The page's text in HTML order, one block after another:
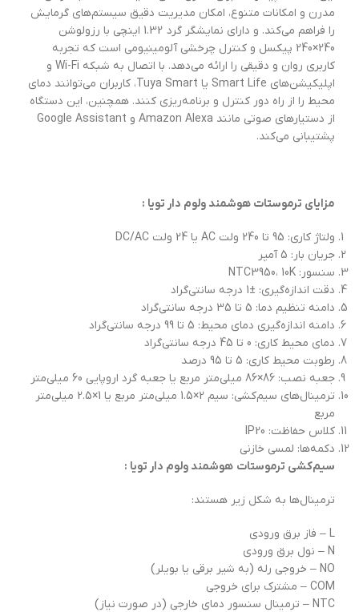
مدرن و امکانات متنوع، امکان مدیریت دقیق سیستم‌های گرمایش
را فراهم می‌کند. و دارای نمایشگر گرد 1.32 اینچی با رزولوشن
240×240 پیکسل و کنترل چرخشی آلومینیومی است که تجربه
کاربری روان و دقیقی را ارائه می‌دهد. با اتصال به شبکه Wi-Fi و
اپلیکیشن‌های Smart Life یا Tuya Smart، کاربران می‌توانند دمای
محیط را از راه دور کنترل و برنامه‌ریزی کنند. همچنین، این دستگاه
از دستیارهای صوتی مانند Amazon Alexa و Google Assistant
پشتیبانی می‌کند.
مزایای ترموستات هوشمند ولوم دار تویا :
ولتاژ کاری: 95 تا 240 ولت AC یا 24 ولت DC/AC
جریان بار: 5 آمپر
سنسور: NTC3950، 10K
دقت اندازه‌گیری: ±1 درجه سانتی‌گراد
دامنه تنظیم دما: 5 تا 35 درجه سانتی‌گراد
دامنه اندازه‌گیری دمای محیط: 5 تا 99 درجه سانتی‌گراد
دمای محیط کاری: 0 تا 45 درجه سانتی‌گراد
رطوبت محیط کاری: 5 تا 95 درصد
جعبه نصب: 86×86 میلی‌متر مربع یا جعبه گرد اروپایی 60 میلی‌متر
ترمینال‌های سیم‌کشی: سیم 2×1.5 میلی‌متر مربع یا 1×2.5 میلی‌متر
مربع
کلاس حفاظت: IP20
دکمه‌ها: لمسی خازنی
سیم‌کشی ترموستات هوشمند ولوم دار تویا :
ترمینال‌ها به شکل زیر هستند:
L – فاز برق ورودی
N – نول برق ورودی
NO – خروجی رله (به شیر برقی یا بویلر)
COM – مشترک برای خروجی
NTC – ترمینال سنسور دمای خارجی (در صورت نیاز)